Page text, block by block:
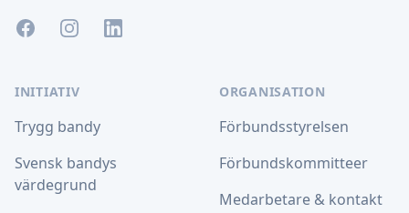
FacebookInstagramLinkedIn
INITIATIV
Trygg bandy
Svensk bandys
värdegrund
ORGANISATION
Förbundsstyrelsen
Förbundskommitteer
Medarbetare & kontakt